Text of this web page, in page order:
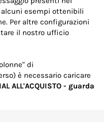
alcuni esempi ottenibili
Per altre configurazioni
il nostro ufficio
di
è necessario caricare
ALL'ACQUISTO - guarda